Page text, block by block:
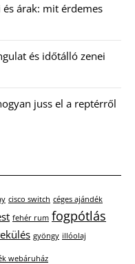
árak: mit érdemes
és időtálló zenei
juss el a reptérről
cisco switch céges ajándék
fehér rum fogpótlás
gyöngy illóolaj
webáruház